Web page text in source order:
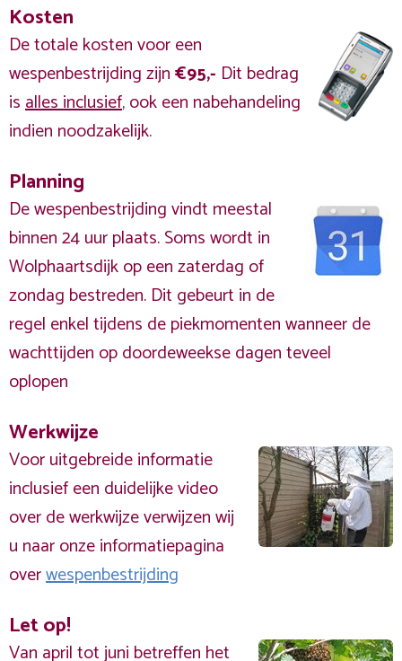
Kosten
De totale kosten voor een
wespenbestrijding zijn€95,- Dit bedrag
isalles inclusief, ook een nabehandeling
indien noodzakelijk.
Planning
De wespenbestrijding vindt meestal
binnen 24 uur plaats. Soms wordt in
Wolphaartsdijk op een zaterdag of
zondag bestreden. Dit gebeurt in de
regel enkel tijdens de piekmomenten wanneer de
wachttijden op doordeweekse dagen teveel
oplopen
Werkwijze
Voor uitgebreide informatie
inclusief een duidelijke video
over de werkwijze verwijzen wij
u naar onze informatiepagina
overwespenbestrijding
Let op!
Van april tot juni betreffen het